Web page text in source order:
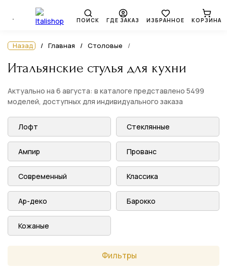
ПОИСК ГДЕ ЗАКАЗ ИЗБРАННОЕ КОРЗИНА
Назад Главная Столовые
Итальянские стулья для кухни
Актуально на 6 августа: в каталоге представлено 5499
моделей, доступных для индивидуального заказа
Лофт Стеклянные
Ампир Прованс
Современный Классика
Ар-деко Барокко
Кожаные
Фильтры